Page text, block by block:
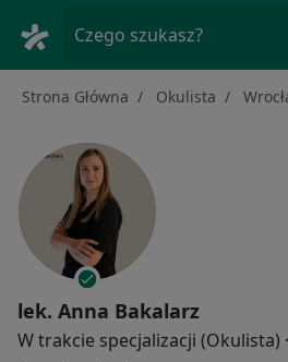
Czego szukasz?
Strona Główna Okulista
lek. Anna Bakalarz
W trakcie specjalizacji (Okulista) ·